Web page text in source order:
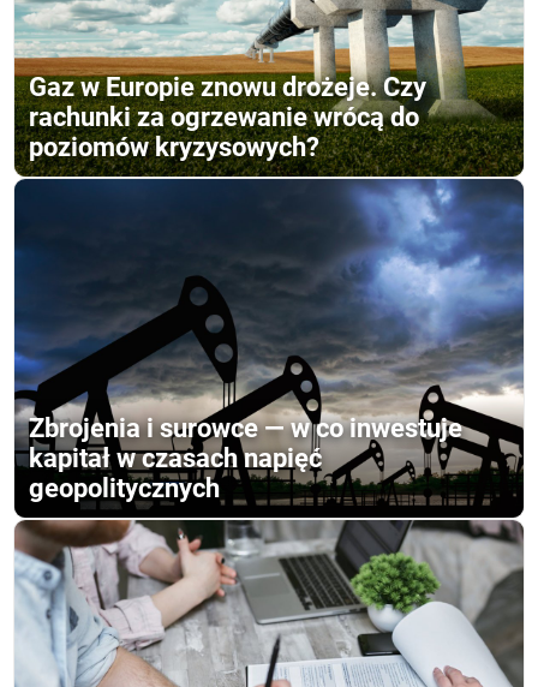
Gaz w Europie znowu drożeje. Czy
rachunki za ogrzewanie wrócą do
poziomów kryzysowych?
Zbrojenia i surowce — w co inwestuje
kapitał w czasach napięć
geopolitycznych